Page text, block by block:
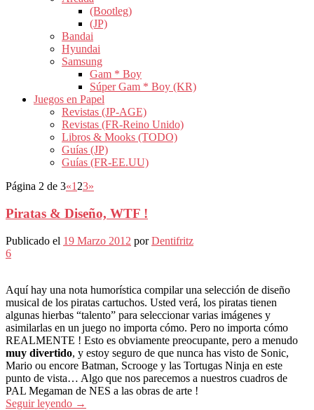
(Bootleg)
(JP)
Bandai
Hyundai
Samsung
Gam * Boy
Súper Gam * Boy (KR)
Juegos en Papel
Revistas (JP-AGE)
Revistas (FR-Reino Unido)
Libros & Mooks (TODO)
Guías (JP)
Guías (FR-EE.UU)
Página 2 de 3«1 23»
Piratas & Diseño, WTF !
Publicado el 19 Marzo 2012 porDentifritz
6
Aquí hay una nota humorística compilar una selección de diseño
musical de los piratas cartuchos. Usted verá, los piratas tienen
algunas hierbas “talento” para seleccionar varias imágenes y
asimilarlas en un juego no importa cómo. Pero no importa cómo
REALMENTE ! Esto es obviamente preocupante, pero a menudo
muy divertido, y estoy seguro de que nunca has visto de Sonic,
Mario ou encore Batman, Scrooge y las Tortugas Ninja en este
punto de vista… Algo que nos parecemos a nuestros cuadros de
PAL Megaman de NES a las obras de arte !
Seguir leyendo →